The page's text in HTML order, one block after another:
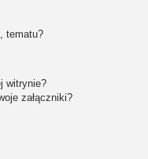
tematu?
witrynie?
załączniki?